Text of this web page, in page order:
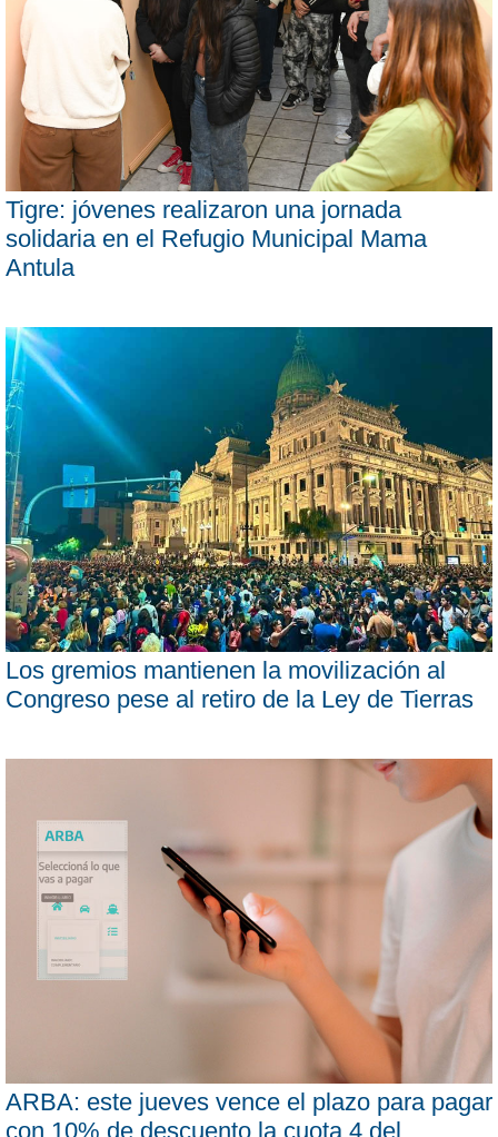
Tigre: jóvenes realizaron una jornada
solidaria en el Refugio Municipal Mama
Antula
Los gremios mantienen la movilización al
Congreso pese al retiro de la Ley de Tierras
ARBA: este jueves vence el plazo para pagar
con 10% de descuento la cuota 4 del